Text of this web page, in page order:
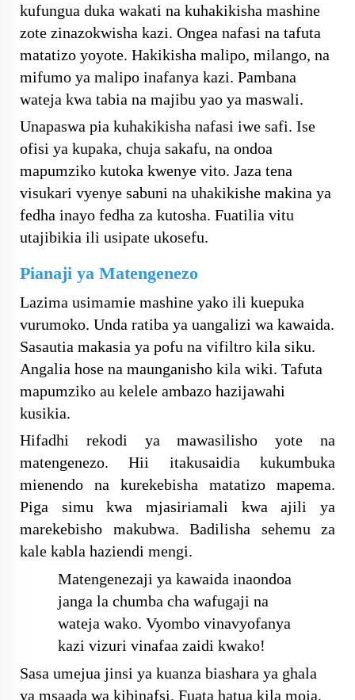
kufungua duka wakati na kuhakikisha mashine
zote zinazokwisha kazi. Ongea nafasi na tafuta
matatizo yoyote. Hakikisha malipo, milango, na
mifumo ya malipo inafanya kazi. Pambana
wateja kwa tabia na majibu yao ya maswali.
Unapaswa pia kuhakikisha nafasi iwe safi. Ise
ofisi ya kupaka, chuja sakafu, na ondoa
mapumziko kutoka kwenye vito. Jaza tena
visukari vyenye sabuni na uhakikishe makina ya
fedha inayo fedha za kutosha. Fuatilia vitu
utajibikia ili usipate ukosefu.
Pianaji ya Matengenezo
Lazima usimamie mashine yako ili kuepuka
vurumoko. Unda ratiba ya uangalizi wa kawaida.
Sasautia makasia ya pofu na vifiltro kila siku.
Angalia hose na maunganisho kila wiki. Tafuta
mapumziko au kelele ambazo hazijawahi
kusikia.
Hifadhi rekodi ya mawasilisho yote na
matengenezo. Hii itakusaidia kukumbuka
mienendo na kurekebisha matatizo mapema.
Piga simu kwa mjasiriamali kwa ajili ya
marekebisho makubwa. Badilisha sehemu za
kale kabla haziendi mengi.
Matengenezaji ya kawaida inaondoa
janga la chumba cha wafugaji na
wateja wako. Vyombo vinavyofanya
kazi vizuri vinafaa zaidi kwako!
Sasa umejua jinsi ya kuanza biashara ya ghala
ya msaada wa kibinafsi. Fuata hatua kila moja,